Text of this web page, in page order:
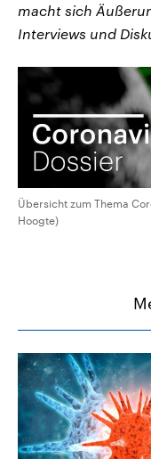
macht sich
Interviews und
Übersicht zum Thema
Hoogte)